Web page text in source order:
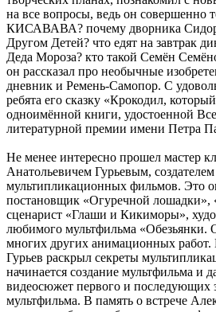
на все вопросы, ведь он совершенно
КИСАВАВА? почему дворника
Другом Детей? что едят на завтрак
Деда Мороза? кто такой Семён
он рассказал про необычные
дневник и Ремень-Самопор. С
ребята его сказку «Крокодил,
одноимённой книги, удостоенной
литературной премии имени Петра
Не менее интересно прошел мастер
Анатольевичем Гурьевым,
мультипликационных фильмов. Это
постановщик «Огуречной лошадки»,
сценарист «Глаши и Кикиморы»,
любимого мультфильма «Обезьянки.
многих других анимационных работ.
Гурьев раскрыл секреты
начинается создание мультфильма и
видеосюжет первого и последующих
мультфильма. В память о встрече